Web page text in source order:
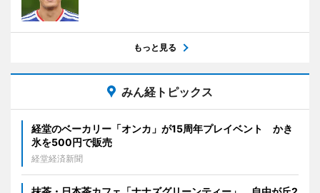
もっと見る
みん経トピックス
経堂のベーカリー「オンカ」が15周年プレイベント かき
氷を500円で販売
経堂経済新聞